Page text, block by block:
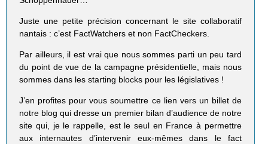
Juste une petite précision concernant le site collaboratif
nantais : c’est FactWatchers et non FactCheckers.
Par ailleurs, il est vrai que nous sommes parti un peu tard
du point de vue de la campagne présidentielle, mais nous
sommes dans les starting blocks pour les législatives !
J’en profites pour vous soumettre ce lien vers un billet de
notre blog qui dresse un premier bilan d’audience de notre
site qui, je le rappelle, est le seul en France à permettre
aux internautes d’intervenir eux-mêmes dans le fact